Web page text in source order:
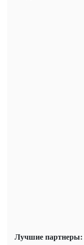
Лучшие партнеры: